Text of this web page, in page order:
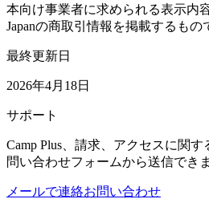
本向け事業者に求められる表示内
Japanの商取引情報を掲載するもの
最終更新日
2026年4月18日
サポート
Camp Plus、請求、アクセスに関
問い合わせフォームから送信できま
メールで連絡お問い合わせ